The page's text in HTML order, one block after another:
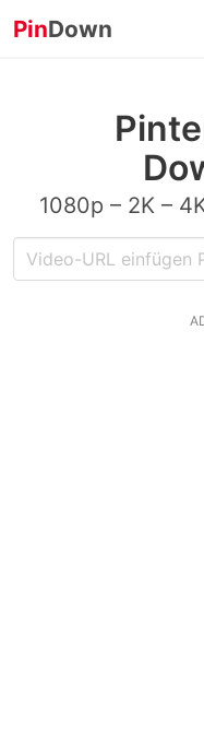
PinDown
1080p – 2K –